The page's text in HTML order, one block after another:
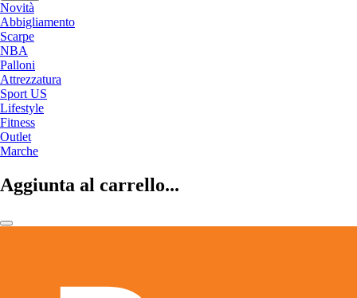
Novità
Abbigliamento
Scarpe
NBA
Palloni
Attrezzatura
Sport US
Lifestyle
Fitness
Outlet
Marche
Aggiunta al carrello...